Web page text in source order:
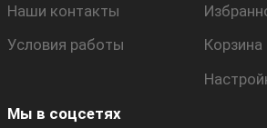
Наши контакты
Условия работы
Корзина
Мы в соцсетях